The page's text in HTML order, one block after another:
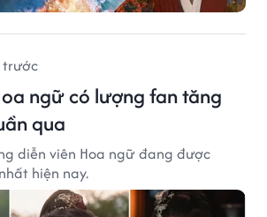
trước
ngữ có lượng fan tăng
qua
diễn viên Hoa ngữ đang được
hiện nay.